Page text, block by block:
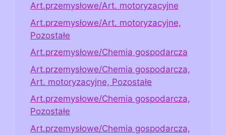
Art.przemysłowe/Art. motoryzacyjne
Art.przemysłowe/Art. motoryzacyjne,
Pozostałe
Art.przemysłowe/Chemia gospodarcza
Art.przemysłowe/Chemia gospodarcza,
Art. motoryzacyjne, Pozostałe
Art.przemysłowe/Chemia gospodarcza,
Pozostałe
Art.przemysłowe/Chemia gospodarcza,